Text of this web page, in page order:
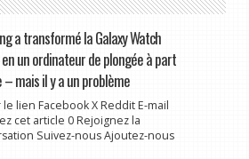
a transformé la Galaxy Watch
un ordinateur de plongée à part
mais il y a un problème
lien Facebook X Reddit E-mail
cet article 0 Rejoignez la
Suivez-nous Ajoutez-nous